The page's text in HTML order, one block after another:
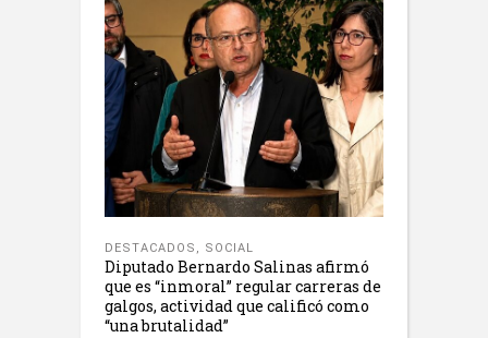
DESTACADOS , SOCIAL
Diputado Bernardo Salinas afirmó
que es “inmoral” regular carreras de
galgos, actividad que calificó como
“una brutalidad”